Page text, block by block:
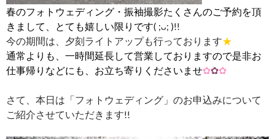
春のフォトウェディング・振袖撮影たくさんのご予約を頂
きまして、とても嬉しい限りです( ;ᴗ; )!!
今の期間は、夕刻ライトアップも行っております★
通常よりも、一時間延長して営業しておりますので是非お
仕事帰りなどにも、お立ち寄りくださいませ✿✿✿
さて、本日は「フォトウェディング」のお申込みについて
ご紹介させていただきます!!